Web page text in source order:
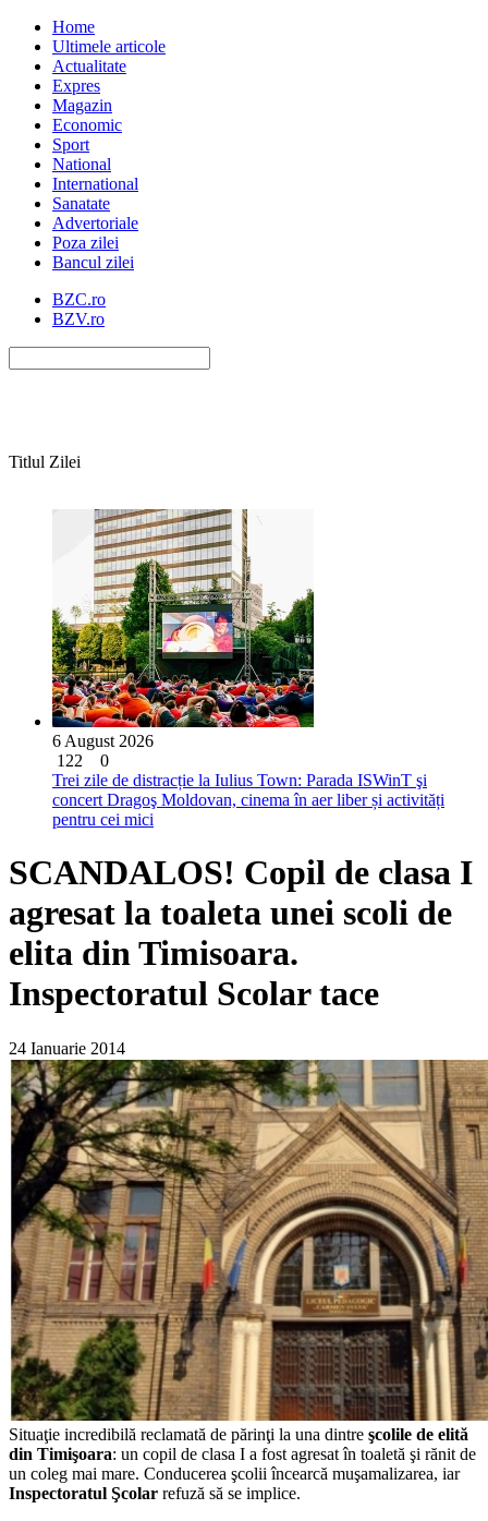
Home
Ultimele articole
Actualitate
Expres
Magazin
Economic
Sport
National
International
Sanatate
Advertoriale
Poza zilei
Bancul zilei
BZC.ro
BZV.ro
Titlul Zilei
6 August 2026
122
0
Trei zile de distracție la Iulius Town: Parada ISWinT şi
concert Dragoş Moldovan, cinema în aer liber și activități
pentru cei mici
SCANDALOS! Copil de clasa I
agresat la toaleta unei scoli de
elita din Timisoara.
Inspectoratul Scolar tace
24 Ianuarie 2014
Situaţie incredibilă reclamată de părinţi la una dintre şcolile de elită
din Timişoara: un copil de clasa I a fost agresat în toaletă şi rănit de
un coleg mai mare. Conducerea şcolii încearcă muşamalizarea, iar
Inspectoratul Şcolar refuză să se implice.